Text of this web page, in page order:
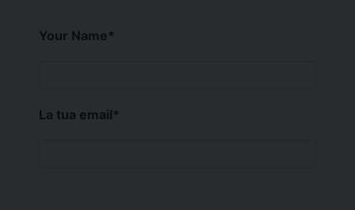
Your Name*
La tua email*